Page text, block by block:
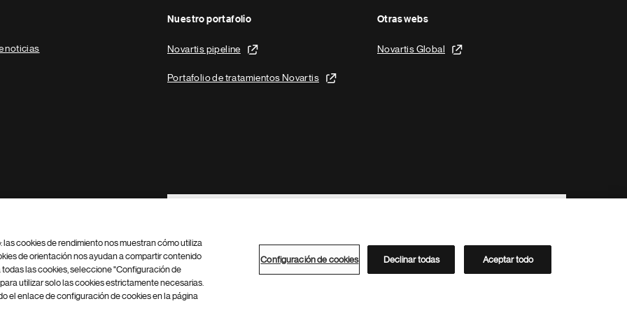
noticias
Nuestro portafolio
Novartis pipeline
Portafolio de tratamientos Novartis
Otras webs
Novartis Global
Footer Site Search
Configuración de cookies Mapa del sitio
Directorio de Novartis
cookies de rendimiento nos muestran cómo utiliza
de orientación nos ayudan a compartir contenido
las cookies, seleccione "Configuración de
utilizar solo las cookies estrictamente necesarias.
el enlace de configuración de cookies en la página
Configuración de cookies Declinar todas Aceptar todo